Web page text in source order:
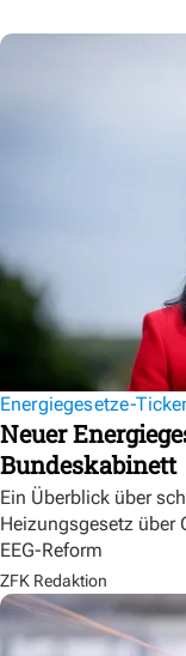
Energiegesetze-
Neuer
Bundeskabinett
Ein Überblick über
Heizungsgesetz über
EEG-Reform
ZFK Redaktion